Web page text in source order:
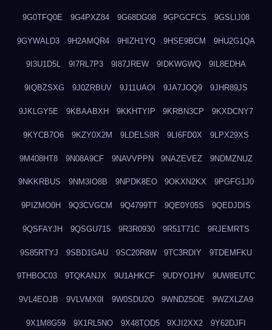
9G0TFQ0E 9G4PXZ84 9G68DG08 9GPGCFCS 9GSLIJ08
9GYWALD3 9H2AMQR4 9HIZH1YQ 9HSE9BCM 9HU2G1QA
9I3U1D5L 9I7RL7P3 9I87JREW 9IDKWGWQ 9IL8EDHA
9IQBZSXG 9J0ZRBUV 9J11UAOI 9JA7JOQ9 9JHR89JS
9JKLGY5E 9KBAABXH 9KKHTYIP 9KRBN3CP 9KXDCNY7
9KYCB7O6 9KZY0X2M 9LDELS8R 9LI6FD0X 9LPX29XS
9M408HT8 9N08A9CF 9NAVVPPN 9NAZEVEZ 9NDMZNUZ
9NKKRBUS 9NM3IO8B 9NPDK8EO 9OKXN2KX 9PGFG1J0
9PIZMO0H 9Q3CVGCM 9Q4799TT 9QE0Y05S 9QEDJDIS
9QSFAYJH 9QSGU715 9R3R0930 9R51T71C 9RJEMRTS
9S85RTYJ 9SBD1GAU 9SC20R8W 9TC3RDIY 9TDEMFKU
9THBOC03 9TQKANJX 9U1AHKCF 9UDYO1HV 9UW8EUTC
9VL4EOJB 9VLVMX0I 9W0SDU2O 9WNDZ5OE 9WZXLZA9
9X1M8G59 9X1RL5NO 9X48TOD5 9XJI2XX2 9Y62DJFI